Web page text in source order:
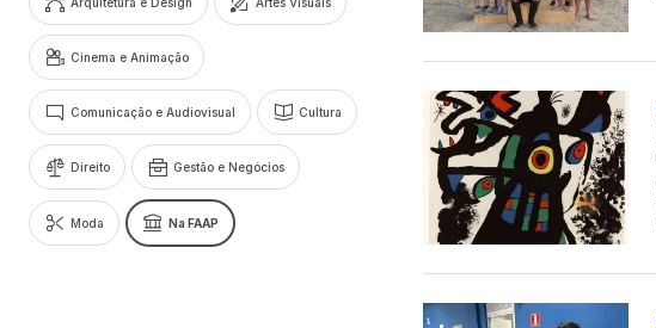
Cinema e Animação
Comunicação e Audiovisual Cultura
Direito Gestão e Negócios
Moda Na FAAP